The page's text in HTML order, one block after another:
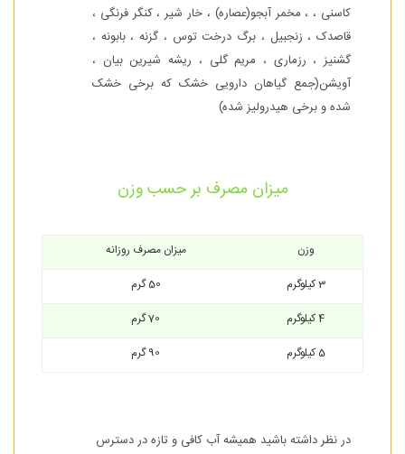
کاسنی ، ، مخمر آبجو(عصاره) ، خار شیر ، کنگر فرنگی ،
قاصدک ، زنجبیل ، برگ درخت توس ، گزنه ، بابونه ،
گشنیز ، رزماری ، مریم گلی ، ریشه شیرین بیان ،
آویشن(جمع گیاهان دارویی خشک که برخی خشک
شده و برخی هیدرولیز شده)
میزان مصرف بر حسب وزن
وزن
میزان مصرف روزانه
3 کیلوگرم
50 گرم
4 کیلوگرم
70 گرم
5 کیلوگرم
90 گرم
در نظر داشته باشید همیشه آب کافی و تازه در دسترس